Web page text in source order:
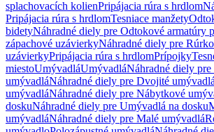
splachovacích kolienPripájacia rúra s hrdlom
Pripájacia rúra s hrdlomTesniace manžety
bidetyNáhradné diely pre Odtokové armatúry
zápachové uzávierkyNáhradné diely pre
uzávierkyPripájacia rúra s hrdlomPrípojky
miestoUmývadláUmývadláNáhradné diely
umývadláNáhradné diely pre Dvojité umývadlá
umývadláNáhradné diely pre Nábytkové
doskuNáhradné diely pre Umývadlá na dosku
umývadláNáhradné diely pre Malé umývadlá